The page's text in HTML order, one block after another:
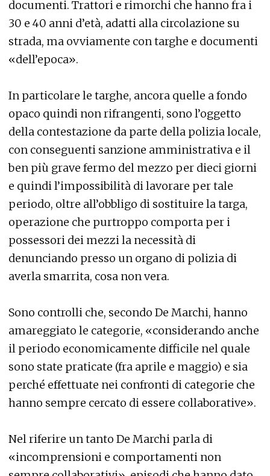
documenti. Trattori e rimorchi che hanno fra i
30 e 40 anni d’età, adatti alla circolazione su
strada, ma ovviamente con targhe e documenti
«dell’epoca».
In particolare le targhe, ancora quelle a fondo
opaco quindi non rifrangenti, sono l’oggetto
della contestazione da parte della polizia locale,
con conseguenti sanzione amministrativa e il
ben più grave fermo del mezzo per dieci giorni
e quindi l’impossibilità di lavorare per tale
periodo, oltre all’obbligo di sostituire la targa,
operazione che purtroppo comporta per i
possessori dei mezzi la necessità di
denunciando presso un organo di polizia di
averla smarrita, cosa non vera.
Sono controlli che, secondo De Marchi, hanno
amareggiato le categorie, «considerando anche
il periodo economicamente difficile nel quale
sono state praticate (fra aprile e maggio) e sia
perché effettuate nei confronti di categorie che
hanno sempre cercato di essere collaborative».
Nel riferire un tanto De Marchi parla di
«incomprensioni e comportamenti non